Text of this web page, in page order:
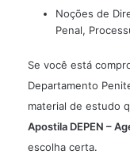
Noções de
Penal,
Se você está
Departamento
material de estudo
Apostila DEPEN –
escolha certa.